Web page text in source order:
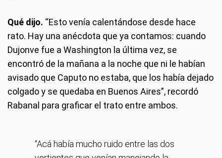
Qué dijo. “Esto venía calentándose desde hace
rato. Hay una anécdota que ya contamos: cuando
Dujonve fue a Washington la última vez, se
encontró de la mañana a la noche que ni le habían
avisado que Caputo no estaba, que los había dejado
colgado y se quedaba en Buenos Aires”, recordó
Rabanal para graficar el trato entre ambos.
“Acá había mucho ruido entre las dos